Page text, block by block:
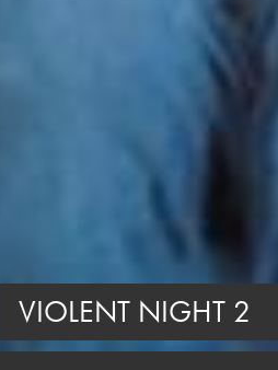
VIOLENT NIGHT 2